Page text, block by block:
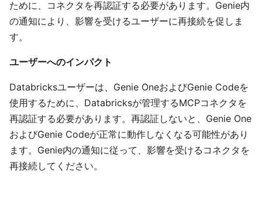
ために、コネクタを再認証する必要があります。Genie内
の通知により、影響を受けるユーザーに再接続を促しま
す。
ユーザーへのインパクト
Databricksユーザーは、Genie OneおよびGenie Codeを
使用するために、Databricksが管理するMCPコネクタを
再認証する必要があります。再認証しないと、Genie One
およびGenie Codeが正常に動作しなくなる可能性があり
ます。Genie内の通知に従って、影響を受けるコネクタを
再接続してください。